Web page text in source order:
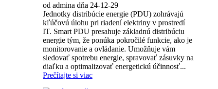
od admina dňa 24-12-29
Jednotky distribúcie energie (PDU) zohrávajú
kľúčovú úlohu pri riadení elektriny v prostredí
IT. Smart PDU presahuje základnú distribúciu
energie tým, že ponúka pokročilé funkcie, ako je
monitorovanie a ovládanie. Umožňuje vám
sledovať spotrebu energie, spravovať zásuvky na
diaľku a optimalizovať energetickú účinnosť...
Prečítajte si viac